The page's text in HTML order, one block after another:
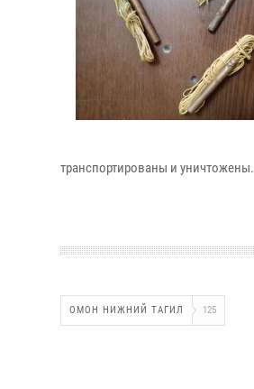
транспортированы и уничтожены.
ОМОН НИЖНИЙ ТАГИЛ 125